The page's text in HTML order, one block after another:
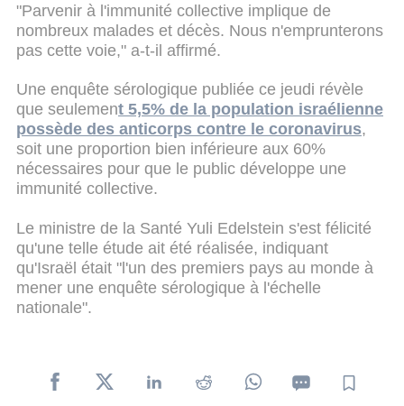
"Parvenir à l'immunité collective implique de
nombreux malades et décès. Nous n'emprunterons
pas cette voie," a-t-il affirmé.
Une enquête sérologique publiée ce jeudi révèle
que seulement 5,5% de la population israélienne
possède des anticorps contre le coronavirus,
soit une proportion bien inférieure aux 60%
nécessaires pour que le public développe une
immunité collective.
Le ministre de la Santé Yuli Edelstein s'est félicité
qu'une telle étude ait été réalisée, indiquant
qu'Israël était "l'un des premiers pays au monde à
mener une enquête sérologique à l'échelle
nationale".